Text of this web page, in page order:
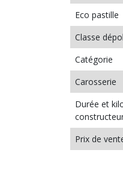
Eco pastille
Classe
Catégorie
Carosserie
Durée et
Prix de